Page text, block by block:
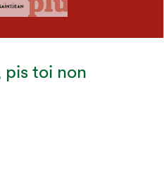
pis toi non